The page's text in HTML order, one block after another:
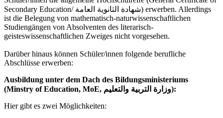
Secondary Education/ شهادة الثانوية العامة) erwerben. Allerdings
ist die Belegung von mathematisch-naturwissenschaftlichen
Studiengängen von Absolventen des literarisch-
geisteswissenschaftlichen Zweiges nicht vorgesehen.
Darüber hinaus können Schüler/innen folgende berufliche
Abschlüsse erwerben:
Ausbildung unter dem Dach des Bildungsministeriums
(Minstry of Education, MoE, وزارة التربية والتعليم):
Hier gibt es zwei Möglichkeiten: